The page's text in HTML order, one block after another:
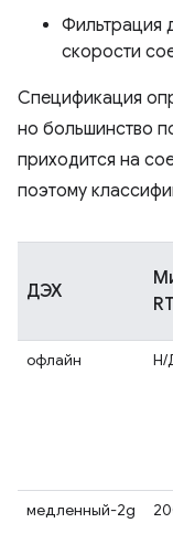
Фильтрация
скорости
Спецификация
но большинство
приходится на
поэтому
ДЭХ
офлайн Н/
медленный-2g